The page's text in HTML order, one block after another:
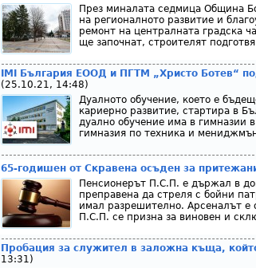
През миналата седмица Община
на регионалното развитие и
ремонт на централната градска
ще започнат, строителят
IMI България ЕООД и ПГТМ „Христо Ботев“
(25.10.21, 14:48)
Дуалното обучение, което е
кариерно развитие, стартира в
дуално обучение има в гимназии
гимназия по техника и
65-годишен от Скравена осъден за
Пенсионерът П.С.П. е държал в
преправена да стреля с бойни
имал разрешително. Арсеналът е
П.С.П. се призна за виновен и
Пробация за служител в заложна къща,
13:31)